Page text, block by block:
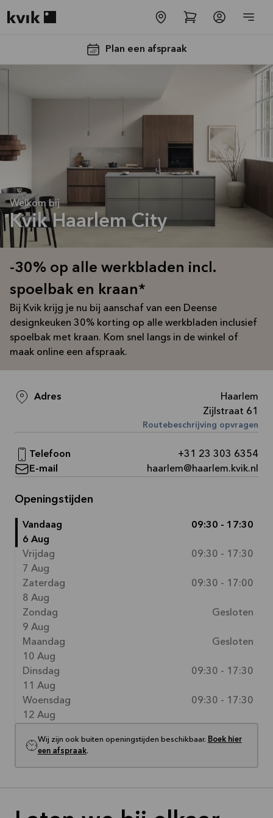
Plan een afspraak
-30% op alle
incl. spoelbak
en kraan*
Welkom bij
Kvik Haarlem City
-30% op alle werkbladen incl.
spoelbak en kraan*
Bij Kvik krijg je nu bij aanschaf van een Deense
designkeuken 30% korting op alle werkbladen inclusief
spoelbak met kraan. Kom snel langs in de winkel of
maak online een afspraak.
Adres
Haarlem
Zijlstraat 61
Routebeschrijving opvragen
Telefoon
+31 23 303 6354
E-mail
haarlem@haarlem.kvik.nl
Openingstijden
Vandaag
6 Aug
09:30 - 17:30
Vrijdag
7 Aug
09:30 - 17:30
Zaterdag
8 Aug
09:30 - 17:00
Zondag
9 Aug
Gesloten
Maandag
10 Aug
Gesloten
Dinsdag
11 Aug
09:30 - 17:30
Woensdag
12 Aug
09:30 - 17:30
Wij zijn ook buiten openingstijden beschikbaar. Boek hier
een afspraak.